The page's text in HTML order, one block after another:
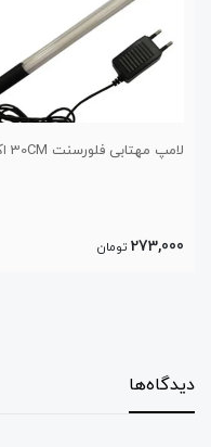
لامپ مهتابی فلورسنت 40CM اکوا
410,000
دیدگاه‌ها